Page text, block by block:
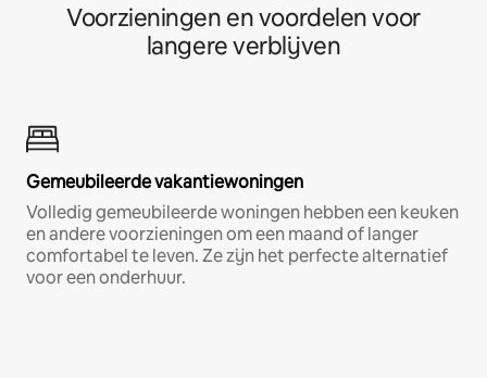
Voorzieningen en voordelen voor
langere verblijven
Gemeubileerde vakantiewoningen
Volledig gemeubileerde woningen hebben een keuken
en andere voorzieningen om een maand of langer
comfortabel te leven. Ze zijn het perfecte alternatief
voor een onderhuur.